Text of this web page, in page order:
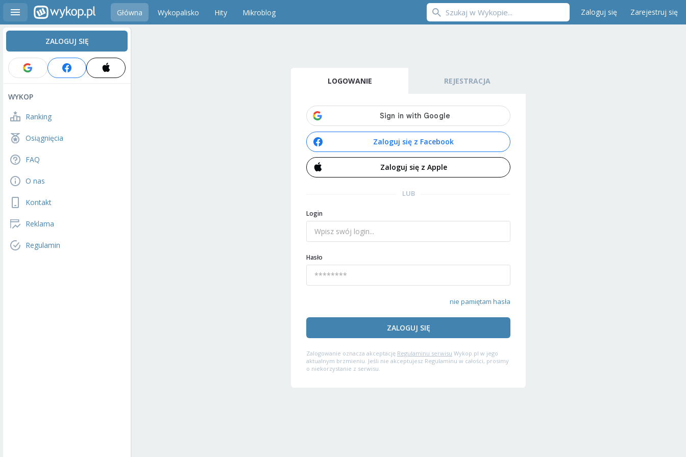
Główna Wykopalisko Hity Mikroblog Zaloguj się Zarejestruj się
ZALOGUJ SIĘ
WYKOP
Ranking
Osiągnięcia
FAQ
O nas
Kontakt
Reklama
Regulamin
LOGOWANIE REJESTRACJA
Zaloguj się z Facebook
Zaloguj się z Apple
LUB
Login
Hasło
nie pamiętam hasła
ZALOGUJ SIĘ
Zalogowanie oznacza akceptację Regulaminu serwisu Wykop.pl w jego
aktualnym brzmieniu. Jeśli nie akceptujesz Regulaminu w całości, prosimy
o niekorzystanie z serwisu.